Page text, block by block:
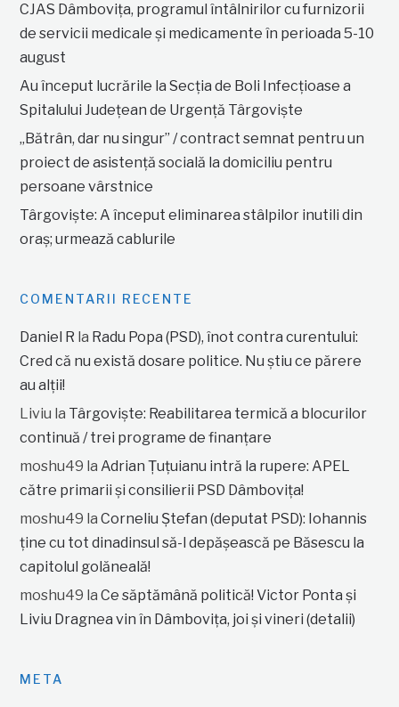
CJAS Dâmbovița, programul întâlnirilor cu furnizorii
de servicii medicale și medicamente în perioada 5-10
august
Au început lucrările la Secția de Boli Infecțioase a
Spitalului Județean de Urgență Târgoviște
„Bătrân, dar nu singur” / contract semnat pentru un
proiect de asistență socială la domiciliu pentru
persoane vârstnice
Târgoviște: A început eliminarea stâlpilor inutili din
oraș; urmează cablurile
COMENTARII RECENTE
Daniel R la Radu Popa (PSD), înot contra curentului:
Cred că nu există dosare politice. Nu știu ce părere
au alții!
Liviu la Târgoviște: Reabilitarea termică a blocurilor
continuă / trei programe de finanțare
moshu49 laAdrian Țuțuianu intră la rupere: APEL
către primarii și consilierii PSD Dâmbovița!
moshu49 laCorneliu Ștefan (deputat PSD): Iohannis
ține cu tot dinadinsul să-l depășească pe Băsescu la
capitolul golăneală!
moshu49 laCe săptămână politică! Victor Ponta și
Liviu Dragnea vin în Dâmbovița, joi și vineri (detalii)
META